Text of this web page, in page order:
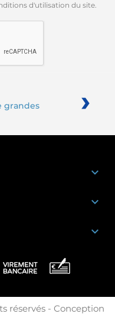
d'utilisation du site.
grandes
›



réservés - Conception